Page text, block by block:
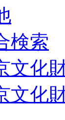
検索
文化
文化